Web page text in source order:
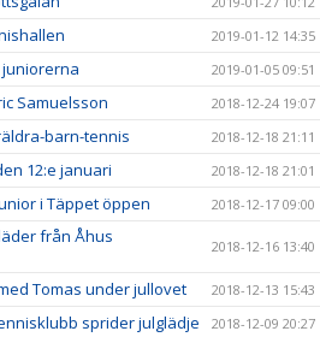
2019-01-12 14:35
juniorerna 2019-01-05 09:51
Samuelsson 2018-12-24 19:07
barn-tennis 2018-12-18 21:11
12:e januari 2018-12-18 21:01
i Täppet öppen 2018-12-17 09:00
från Åhus
2018-12-16 13:40
Tomas under jullovet 2018-12-13 15:43
sprider julglädje 2018-12-09 20:27